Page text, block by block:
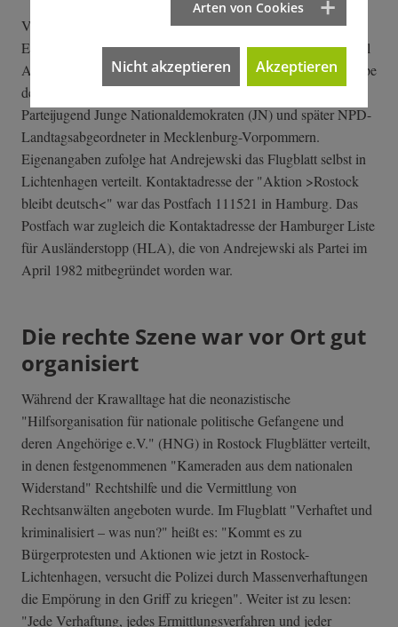
Verantwortlich für das Flugblatt, angebliche Auflage 100.000
Exemplare, zeichnete der Hamburger Rechtsextremist Michael
Andrejewski, zuvor Sprecher der Hamburger Hochschulgruppe
der Deutschen Volksunion (DVU), Funktionär der NPD-
Parteijugend Junge Nationaldemokraten (JN) und später NPD-
Landtagsabgeordneter in Mecklenburg-Vorpommern.
Eigenangaben zufolge hat Andrejewski das Flugblatt selbst in
Lichtenhagen verteilt. Kontaktadresse der "Aktion >Rostock
bleibt deutsch<" war das Postfach 111521 in Hamburg. Das
Postfach war zugleich die Kontaktadresse der Hamburger Liste
für Ausländerstopp (HLA), die von Andrejewski als Partei im
April 1982 mitbegründet worden war.
Die rechte Szene war vor Ort gut
organisiert
Während der Krawalltage hat die neonazistische
"Hilfsorganisation für nationale politische Gefangene und
deren Angehörige e.V." (HNG) in Rostock Flugblätter verteilt,
in denen festgenommenen "Kameraden aus dem nationalen
Widerstand" Rechtshilfe und die Vermittlung von
Rechtsanwälten angeboten wurde. Im Flugblatt "Verhaftet und
kriminalisiert – was nun?" heißt es: "Kommt es zu
Bürgerprotesten und Aktionen wie jetzt in Rostock-
Lichtenhagen, versucht die Polizei durch Massenverhaftungen
die Empörung in den Griff zu kriegen". Weiter ist zu lesen:
"Jede Verhaftung, jedes Ermittlungsverfahren und jeder
Arten von Cookies
Nicht akzeptieren Akzeptieren